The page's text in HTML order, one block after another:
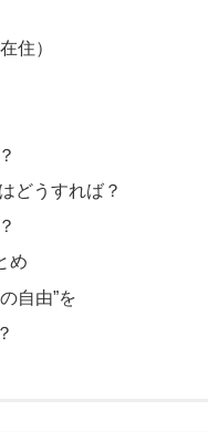
住）
どうすれば？
め
自由”を